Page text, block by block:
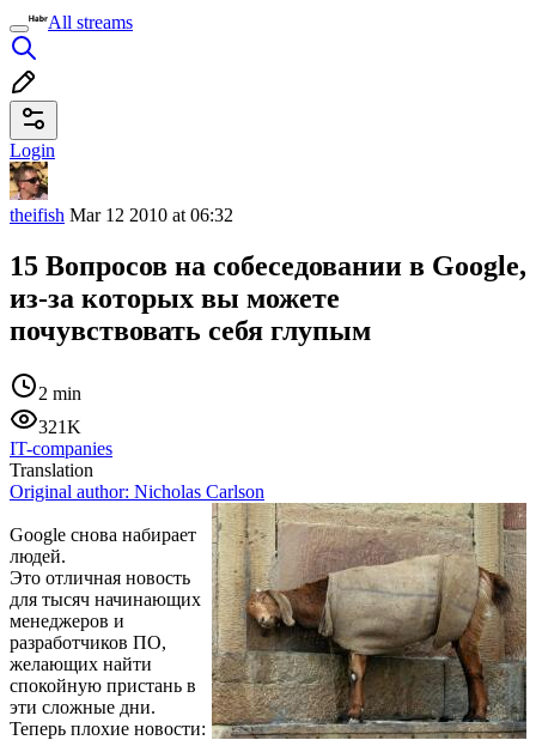
All streams
Login
theifish Mar 12 2010 at 06:32
15 Вопросов на собеседовании в Google,
из-за которых вы можете
почувствовать себя глупым
2 min
321K
IT-companies
Translation
Original author: Nicholas Carlson
Google снова набирает
людей.
Это отличная новость
для тысяч начинающих
менеджеров и
разработчиков ПО,
желающих найти
спокойную пристань в
эти сложные дни.
Теперь плохие новости: